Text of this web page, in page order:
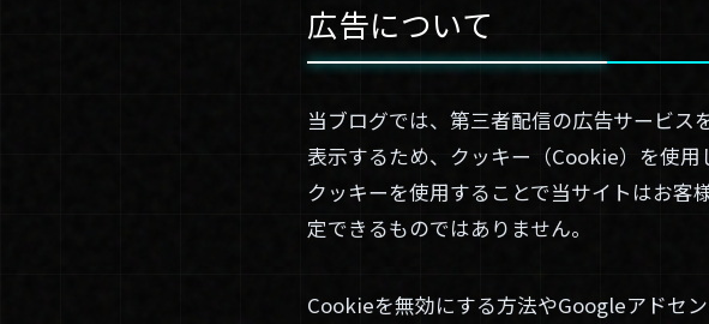
広告について
当ブログでは、第三者配信の広告サービス
表示するため、クッキー（Cookie）を使用
クッキーを使用することで当サイトはお
定できるものではありません。
Cookieを無効にする方法やGoogleアドセ